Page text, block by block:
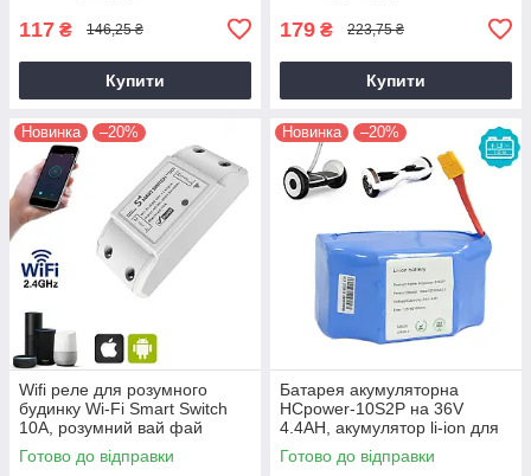
117 ₴ 146,25 ₴
Купити
179 ₴ 223,75 ₴
Купити
Новинка –20%
Wifi реле для розумного
будинку Wi-Fi Smart Switch
10А, розумний вай фай
вимикач, смарт вимикач
Готово до відправки
Новинка –20%
Батарея акумуляторна
HCpower-10S2P на 36V
4.4AH, акумулятор li-ion для
гіроборда та гіроскутера
(аккумулятор)
Готово до відправки